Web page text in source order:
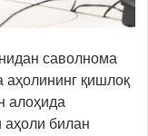
саволнома
аҳолининг қишлоқ
алоҳида
аҳоли билан